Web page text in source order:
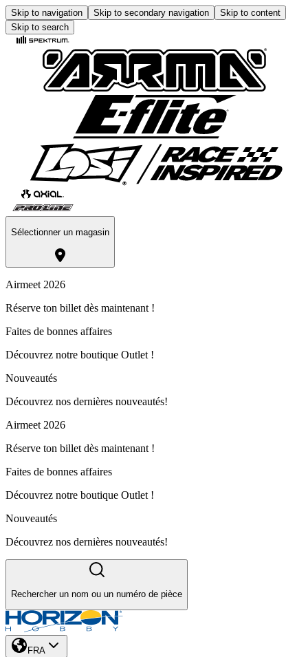
Skip to navigation Skip to secondary navigation
Skip to content
Skip to search
Sélectionner un magasin
Airmeet 2026
Réserve ton billet dès maintenant !
Faites de bonnes affaires
Découvrez notre boutique Outlet !
Nouveautés
Découvrez nos dernières nouveautés!
Airmeet 2026
Réserve ton billet dès maintenant !
Faites de bonnes affaires
Découvrez notre boutique Outlet !
Nouveautés
Découvrez nos dernières nouveautés!
Rechercher un nom ou un numéro de pièce
FRA